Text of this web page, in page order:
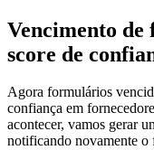
Vencimento
score de
Agora formulários
confiança em
acontecer, vamos gerar
notificando novamente o